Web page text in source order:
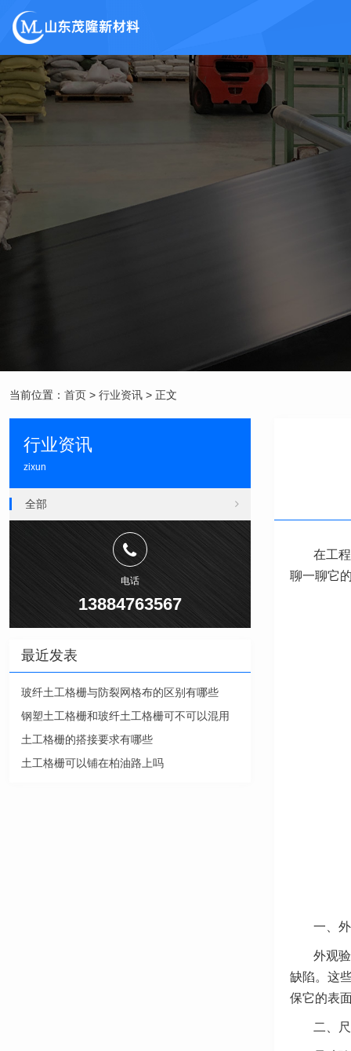
当前位置： 首页 > 行业资讯 > 正文
在工
聊一聊它
一、
外观
缺陷。这
保它的表
二、
行业资讯
zixun
全部
电话
13884763567
最近发表
玻纤土工格栅与防裂网格布的区别有哪些
钢塑土工格栅和玻纤土工格栅可不可以混用
土工格栅的搭接要求有哪些
土工格栅可以铺在柏油路上吗